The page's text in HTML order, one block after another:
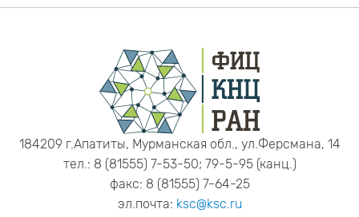
184209 г.Апатиты, Мурманская обл., ул.Ферсмана, 14
тел.: 8 (81555) 7-53-50; 79-5-95 (канц.)
факс: 8 (81555) 7-64-25
эл.почта: ksc@ksc.ru